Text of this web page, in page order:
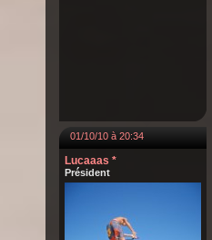
01/10/10 à 20:34
Lucaaas *
Président